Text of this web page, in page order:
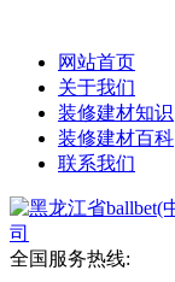
网站首页
关于我们
装修建材知识
装修建材百科
联系我们
全国服务热线: